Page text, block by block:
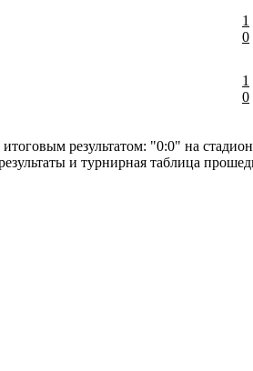
1
0
1
0
результатом: "0:0" на
и турнирная таблица